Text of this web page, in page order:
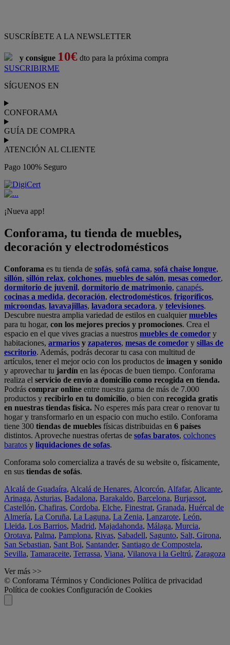
SUSCRÍBETE A LA NEWSLETTER
y consigue 10€ dto para la próxima compra
SUSCRIBIRME
SÍGUENOS EN
CONFORAMA
GUÍA DE COMPRA
ATENCIÓN AL CLIENTE
Pago 100% Seguro
¡Nueva app!
Conforama, tu tienda de muebles,
decoración y electrodomésticos
Conforama es tu tienda de sofás, sofá cama, sofá chaise longue,
sillón, sillón relax, colchones, muebles de salón, mesas comedor,
dormitorio de juvenil, dormitorio de matrimonio, canapés,
cocinas a medida, decoración, electrodomésticos, frigoríficos,
microondas, lavavajillas, lavadora secadora, y televisiones.
Descubre nuestra amplia variedad de estilos en cualquiermuebles
para tu hogar, con los mejores precios y promociones. Crea el
espacio en el que vives gracias a nuestros muebles de comedor y
habitaciones, armarios y zapateros, mesas de comedor y sillas de
escritorio. Además, podrás decorar tu casa con multitud de
artículos, tener el mejor ocio con los productos de imagen y sonido
y aprovechar tu jardín en las épocas de buen tiempo. Conforama
realiza el servicio de envío a domicilio como recogida en tienda.
Podrás comprar online entre nuestra gama de más de 7.000
productos y recibirlo en tu domicilio, o bien con recogida gratis
en nuestras tiendas física. No esperes más para crear o renovar tu
hogar y transformarlo en un espacio con mucho estilo. Conforama
tiene 300 tiendas de muebles físicas distribuidas en 6 países
distintos. Aproveche nuestras ofertas de sofas baratos, colchones
baratos y liquidaciones de sofas.
Conforama solo comercializa a través de su website o, físicamente,
en sus tiendas de sofás.
Alcalá de Guadaíra, Alcalá de Henares, Alcorcón, Alfafar, Alicante,
Arinaga, Asturias, Badalona, Barakaldo, Barcelona, Burjassot,
Castellón, Chafiras, Cordoba, Elche, Finestrat, Granada, Huércal de
Almería, La Coruña, La Laguna, La Zenia, Lanzarote, León,
Lleida, Los Barrios, Madrid, Majadahonda, Málaga, Murcia,
Orotava, Palma, Pamplona, Rivas, Sabadell, Sagunto, Salt, Girona,
San Sebastian, Sant Boi, Santander, Santiago de Compostela,
Sevilla, Tamaraceite, Terrassa, Viana, Vilanova i la Geltrú, Zaragoza
Ver más >>
© Conforama Términos y Condiciones Política de privacidad
Política de cookies Configuración de Cookies